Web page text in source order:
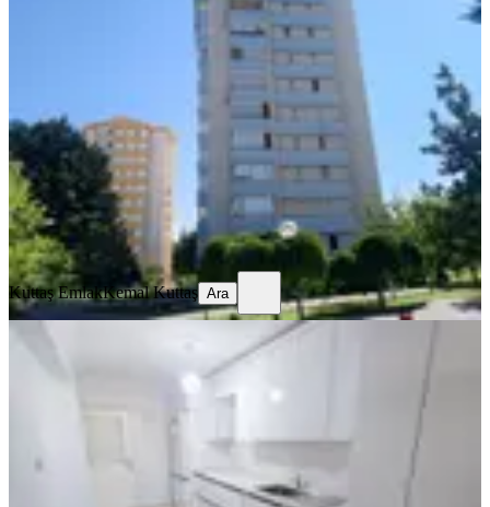
Etimesgut Ayyıldız Mh Arakat
Kombili Asansör A.otoparklı Güney
Etimesgut, Ayyıldız Mahallesi
3+1
·2. Kat · 21.07.2026
6.200.000 ₺
Kuttaş Emlak Kemal Kuttaş
Ara
Kuttaş EmlakKemal Kuttaş Ara
BALKONLU
Buğra Dan Ayyıldız Mah Full Yapılı
Ara Kat Güney Cephe 3+1daire
Etimesgut, Ayyıldız Mahallesi
135 m²·
6.550.000 ₺